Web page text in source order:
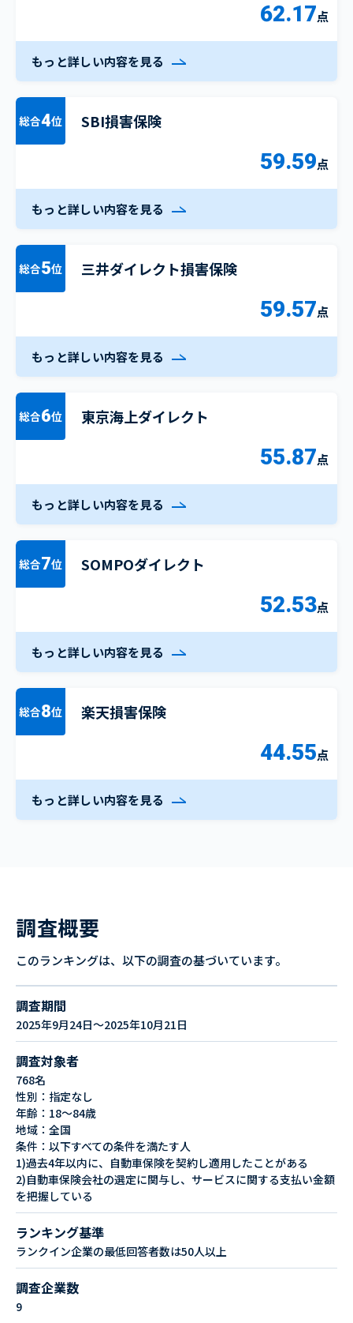
62.17点
もっと詳しい内容を見る
総合4位 SBI損害保険
59.59点
もっと詳しい内容を見る
総合5位 三井ダイレクト損害保険
59.57点
もっと詳しい内容を見る
総合6位 東京海上ダイレクト
55.87点
もっと詳しい内容を見る
総合7位 SOMPOダイレクト
52.53点
もっと詳しい内容を見る
総合8位 楽天損害保険
44.55点
もっと詳しい内容を見る
調査概要
このランキングは、以下の調査の基づいています。
調査期間
2025年9月24日～2025年10月21日
調査対象者
768名
性別：指定なし
年齢：18～84歳
地域：全国
条件：以下すべての条件を満たす人
1)過去4年以内に、自動車保険を契約し適用したことがある
2)自動車保険会社の選定に関与し、サービスに関する支払い金額
を把握している
ランキング基準
ランクイン企業の最低回答者数は50人以上
調査企業数
9